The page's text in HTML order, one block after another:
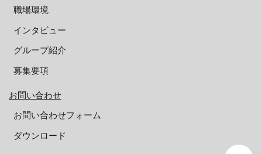
職場環境
インタビュー
グループ紹介
募集要項
お問い合わせ
お問い合わせフォーム
ダウンロード